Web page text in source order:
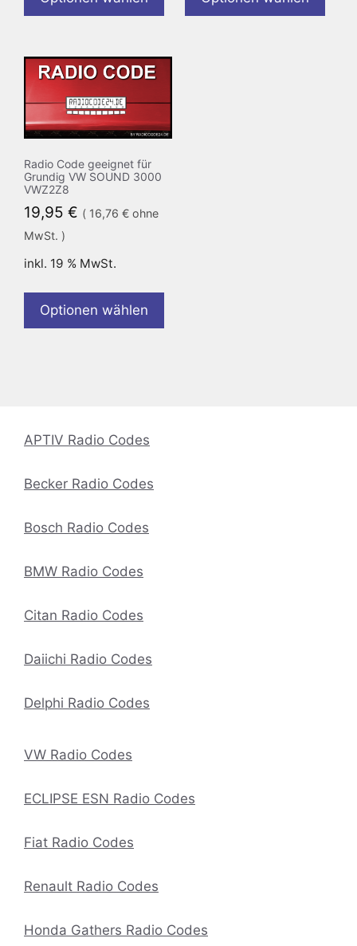
Radio Code geeignet für
Grundig VW SOUND 3000
VWZ2Z8
19,95 € ( 16,76 € ohne
MwSt. )
inkl. 19 % MwSt.
Optionen wählen
APTIV Radio Codes
Becker Radio Codes
Bosch Radio Codes
BMW Radio Codes
Citan Radio Codes
Daiichi Radio Codes
Delphi Radio Codes
VW Radio Codes
ECLIPSE ESN Radio Codes
Fiat Radio Codes
Renault Radio Codes
Honda Gathers Radio Codes